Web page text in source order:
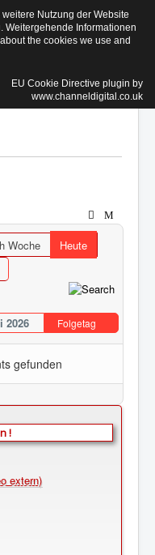
Woche
Heute
2026 Folgetag
gefunden
!
extern)
Nutzung der Website
Weitergehende Informationen
the cookies we use and